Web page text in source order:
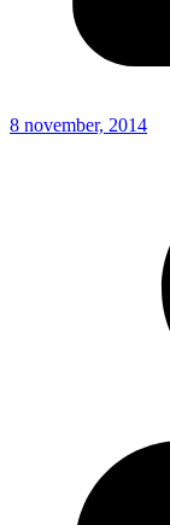
8 november, 2014